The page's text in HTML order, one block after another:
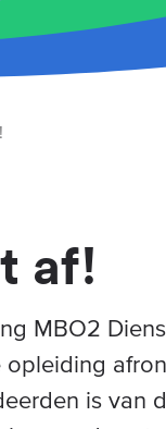
af!
MBO2
is van